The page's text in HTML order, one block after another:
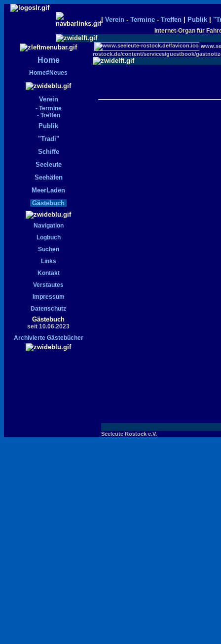
| Verein - Termine - Treffen Publik
Internet-Organ für
Gästebuch
seit 10.06.2023
Archivierte Gästebücher
rostock.de/content/services/guestbook/
Seeleute Rostock e.V.